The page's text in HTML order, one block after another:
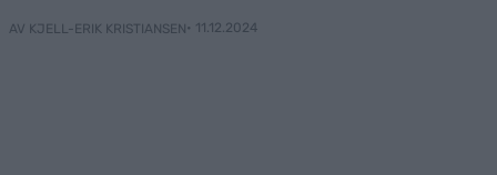
AV KJELL-ERIK KRISTIANSEN• 11.12.2024